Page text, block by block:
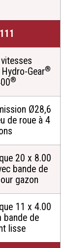
Gear®
®
Ø28,6
de roue à 4
20 x 8.00
bande de
gazon
11 x 4.00
bande de
lisse